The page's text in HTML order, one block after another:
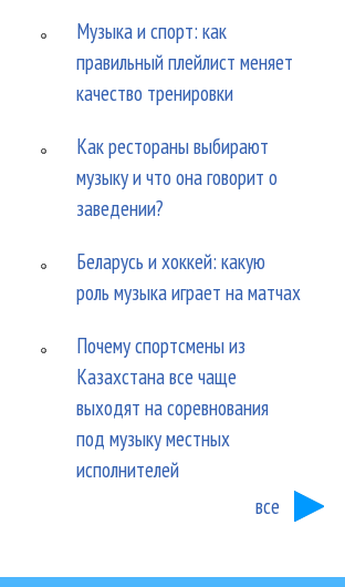
Музыка и спорт: как
правильный плейлист меняет
качество тренировки
Как рестораны выбирают
музыку и что она говорит о
заведении?
Беларусь и хоккей: какую
роль музыка играет на матчах
Почему спортсмены из
Казахстана все чаще
выходят на соревнования
под музыку местных
исполнителей
все